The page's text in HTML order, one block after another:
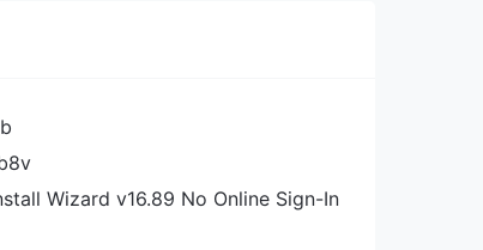
Wizard v16.89 No Online Sign-In